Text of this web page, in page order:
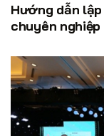
Hướng dẫn
chuyên nghiệp